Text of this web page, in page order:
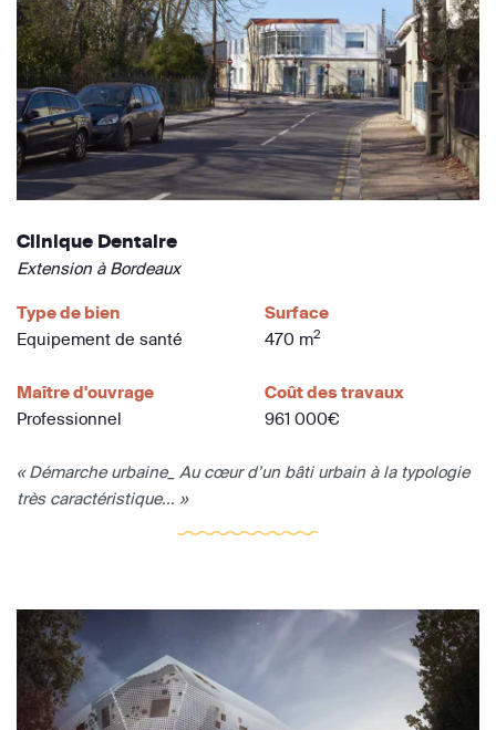
Clinique Dentaire
Extension à Bordeaux
Type de bien
Equipement de santé
Surface
470 m2
Maître d'ouvrage
Professionnel
Coût des travaux
961 000€
« Démarche urbaine_ Au cœur d’un bâti urbain à la typologie
très caractéristique... »